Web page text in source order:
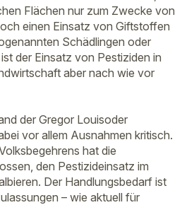
Flächen nur zum Zwecke von
einen Einsatz von Giftstoffen
Schädlingen oder
der Einsatz von Pestiziden in
aber nach wie vor
der Gregor Louisoder
vor allem Ausnahmen kritisch.
hat die
den Pestizideinsatz im
Der Handlungsbedarf ist
– wie aktuell für